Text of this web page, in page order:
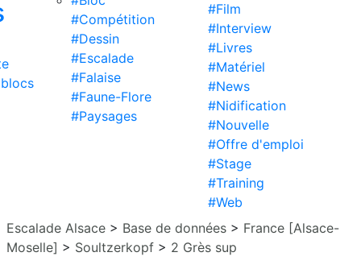
#Compétition
#Dessin
#Escalade
#Falaise
#Faune-Flore
#Paysages
#Film
#Interview
#Livres
#Matériel
#News
#Nidification
#Nouvelle
#Offre d'emploi
#Stage
#Training
#Web
Escalade Alsace > Base de données > France [Alsace-
Moselle] > Soultzerkopf > 2 Grès sup